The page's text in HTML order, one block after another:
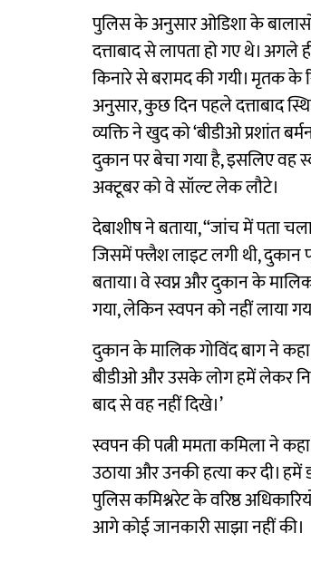
पुलिस के अनुसार ओडिशा के
दत्ताबाद से लापता हो गए थे।
किनारे से बरामद की गयी। मृतक के
अनुसार, कुछ दिन पहले दत्ताबाद
व्यक्ति ने खुद को ‘बीडीओ प्रशांत
दुकान पर बेचा गया है, इसलिए वह
अक्टूबर को वे सॉल्ट लेक लौटे।
देबाशीष ने बताया, “जांच में पता
जिसमें फ्लैश लाइट लगी थी, दुकान
बताया। वे स्वप्न और दुकान के
गया, लेकिन स्वपन को नहीं लाया
दुकान के मालिक गोविंद बाग ने
बीडीओ और उसके लोग हमें लेकर
बाद से वह नहीं दिखे।’
स्वपन की पत्नी ममता कमिला ने
उठाया और उनकी हत्या कर दी।
पुलिस कमिश्नरेट के वरिष्ठ
आगे कोई जानकारी साझा नहीं की।